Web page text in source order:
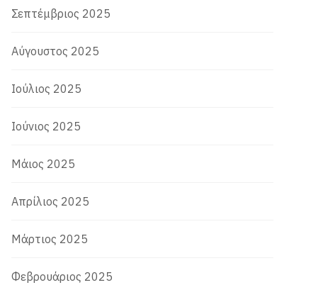
Σεπτέμβριος 2025
Αύγουστος 2025
Ιούλιος 2025
Ιούνιος 2025
Μάιος 2025
Απρίλιος 2025
Μάρτιος 2025
Φεβρουάριος 2025